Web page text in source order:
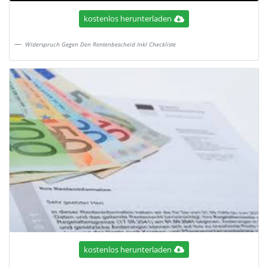
kostenlos herunterladen
Widerspruch Gegen Den Rentenbescheid Inkl Checkliste
kostenlos herunterladen